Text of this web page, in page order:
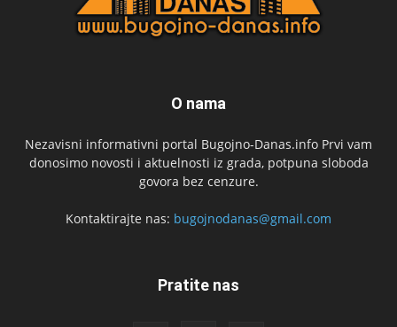
O nama
Nezavisni informativni portal Bugojno-Danas.info Prvi vam
donosimo novosti i aktuelnosti iz grada, potpuna sloboda
govora bez cenzure.
Kontaktirajte nas: bugojnodanas@gmail.com
Pratite nas